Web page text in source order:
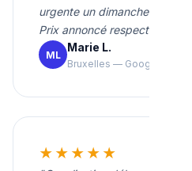
urgente un dimanche soir.
Prix annoncé respecté. Je
ML
Marie L.
Bruxelles — Google
★★★★★